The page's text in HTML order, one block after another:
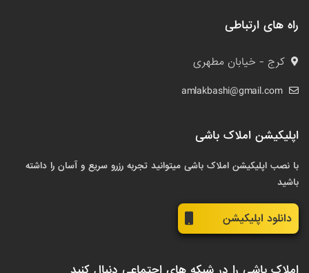
راه های ارتباطی
کرج - خیابان مطهری
amlakbashi@gmail.com
اپلیکیشن املاک باشی
با نصب اپلیکیشن املاک باشی میتوانید تجربه رزرو سریع و آسان را داشته
باشید
دانلود اپلیکیشن